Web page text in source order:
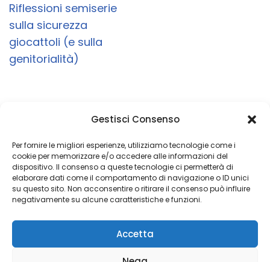
Gestisci Consenso
Per fornire le migliori esperienze, utilizziamo tecnologie come i
cookie per memorizzare e/o accedere alle informazioni del
dispositivo. Il consenso a queste tecnologie ci permetterà di
elaborare dati come il comportamento di navigazione o ID unici
su questo sito. Non acconsentire o ritirare il consenso può influire
negativamente su alcune caratteristiche e funzioni.
Accetta
Riflessioni semiserie
sulla sicurezza
giocattoli (e sulla
genitorialità)
Copyright 2026 © Coded with ♥ by Massimiliano Vurro
Fondatore di Seetalabs®